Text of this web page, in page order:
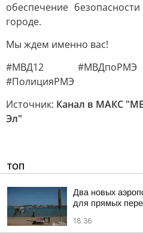
обеспечение
городе.
Мы ждем именно вас!
#МВД12 #МВДпоРМЭ
#ПолицияРМЭ
Источник: Канал в МАКС
Эл"
ТОП
Два новых
для прямых
18:36